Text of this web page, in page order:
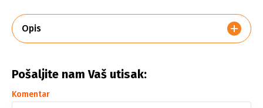
Opis
Pošaljite nam Vaš utisak:
Komentar